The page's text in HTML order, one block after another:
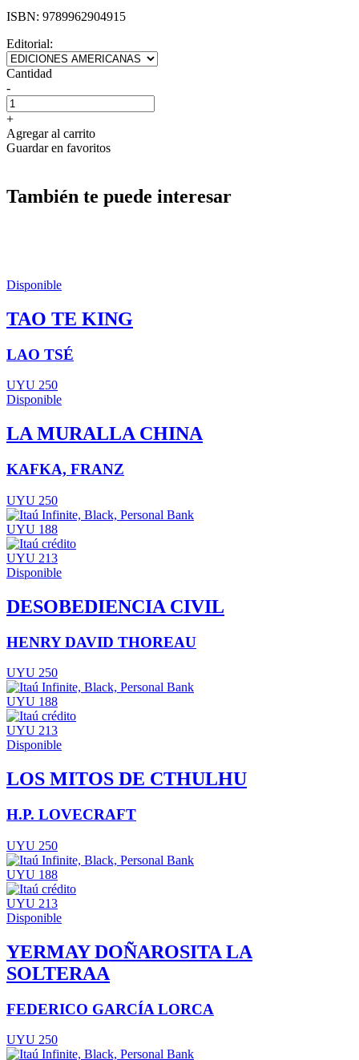
ISBN: 9789962904915
Editorial:
Cantidad
-
+
Agregar al carrito
Guardar en favoritos
También te puede interesar
Disponible
TAO TE KING
LAO TSÉ
UYU 250
Disponible
LA MURALLA CHINA
KAFKA, FRANZ
UYU 250
UYU 188
UYU 213
Disponible
DESOBEDIENCIA CIVIL
HENRY DAVID THOREAU
UYU 250
UYU 188
UYU 213
Disponible
LOS MITOS DE CTHULHU
H.P. LOVECRAFT
UYU 250
UYU 188
UYU 213
Disponible
YERMAY DOÑAROSITA LA
SOLTERAA
FEDERICO GARCÍA LORCA
UYU 250